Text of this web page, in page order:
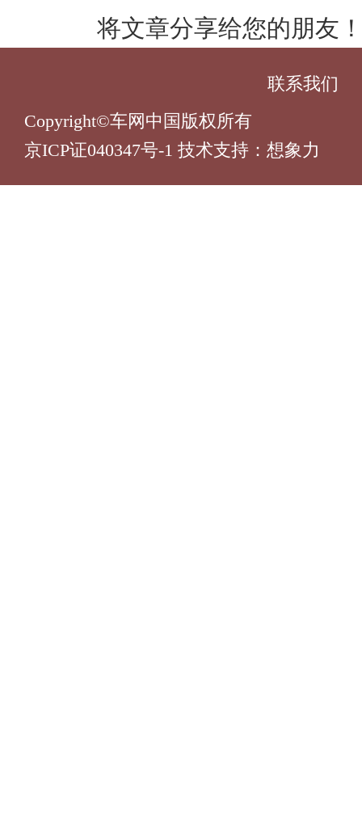
将文章分享给您的朋友
联系我们
Copyright©车网中国版权所有
京ICP证040347号-1 技术支持： 想象力